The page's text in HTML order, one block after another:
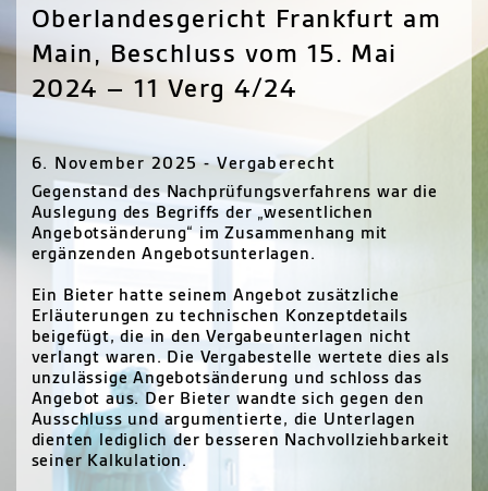
Oberlandesgericht Frankfurt am
Main, Beschluss vom 15. Mai
2024 – 11 Verg 4/24
6. November 2025 - Vergaberecht
Gegenstand des Nachprüfungsverfahrens war die
Auslegung des Begriffs der „wesentlichen
Angebotsänderung“ im Zusammenhang mit
ergänzenden Angebotsunterlagen.
Ein Bieter hatte seinem Angebot zusätzliche
Erläuterungen zu technischen Konzeptdetails
beigefügt, die in den Vergabeunterlagen nicht
verlangt waren. Die Vergabestelle wertete dies als
unzulässige Angebotsänderung und schloss das
Angebot aus. Der Bieter wandte sich gegen den
Ausschluss und argumentierte, die Unterlagen
dienten lediglich der besseren Nachvollziehbarkeit
seiner Kalkulation.